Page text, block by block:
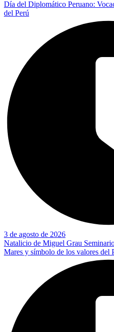
Día del Diplomático Peruano:
del Perú
3 de agosto de 2026
Natalicio de Miguel Grau
Mares y símbolo de los valores del